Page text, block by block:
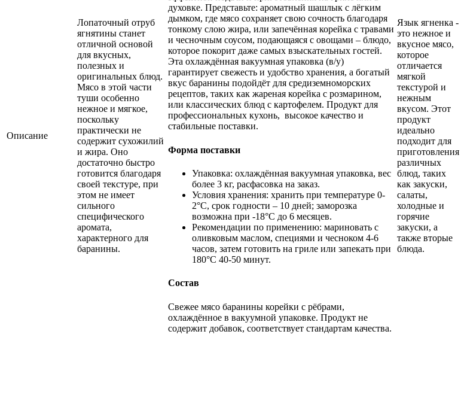
Описание
Лопаточный отруб
ягнятины станет
отличной основой
для вкусных,
полезных и
оригинальных блюд.
Мясо в этой части
туши особенно
нежное и мягкое,
поскольку
практически не
содержит сухожилий
и жира. Оно
достаточно быстро
готовится благодаря
своей текстуре, при
этом не имеет
сильного
специфического
аромата,
характерного для
баранины.
духовке. Представьте: ароматный шашлык с лёгким
дымком, где мясо сохраняет свою сочность благодаря
тонкому слою жира, или запечённая корейка с травами
и чесночным соусом, подающаяся с овощами – блюдо,
которое покорит даже самых взыскательных гостей.
Эта охлаждённая вакуумная упаковка (в/у)
гарантирует свежесть и удобство хранения, а богатый
вкус баранины подойдёт для средиземноморских
рецептов, таких как жареная корейка с розмарином,
или классических блюд с картофелем. Продукт для
профессиональных кухонь, высокое качество и
стабильные поставки.
Форма поставки
Упаковка: охлаждённая вакуумная упаковка, вес
более 3 кг, расфасовка на заказ.
Условия хранения: хранить при температуре 0-
2°C, срок годности – 10 дней; заморозка
возможна при -18°C до 6 месяцев.
Рекомендации по применению: мариновать с
оливковым маслом, специями и чесноком 4-6
часов, затем готовить на гриле или запекать при
180°C 40-50 минут.
Состав
Свежее мясо баранины корейки с рёбрами,
охлаждённое в вакуумной упаковке. Продукт не
содержит добавок, соответствует стандартам качества.
Язык ягненка -
это нежное и
вкусное мясо,
которое
отличается
мягкой
текстурой и
нежным
вкусом. Этот
продукт
идеально
подходит для
приготовления
различных
блюд, таких
как закуски,
салаты,
холодные и
горячие
закуски, а
также вторые
блюда.